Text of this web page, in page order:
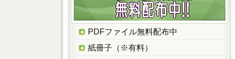
PDFファイル無料配布中
紙冊子（※有料）